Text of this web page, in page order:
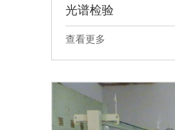
光谱检验
查看更多